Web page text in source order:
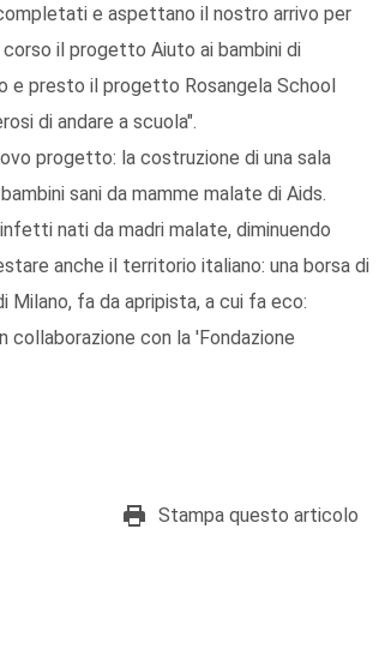
e aspettano il nostro arrivo per
corso il progetto Aiuto ai bambini di
e presto il progetto Rosangela School
di andare a scuola".
progetto: la costruzione di una sala
sani da mamme malate di Aids.
nati da madri malate, diminuendo
anche il territorio italiano: una borsa di
Milano, fa da apripista, a cui fa eco:
con la 'Fondazione
Stampa questo articolo